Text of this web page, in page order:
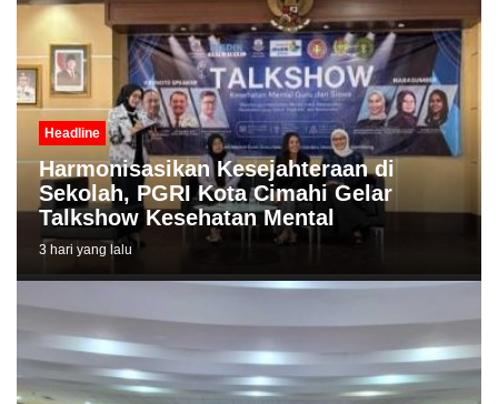
Headline
Harmonisasikan Kesejahteraan di
Sekolah, PGRI Kota Cimahi Gelar
Talkshow Kesehatan Mental
3 hari yang lalu